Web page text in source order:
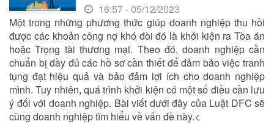
16:57 - 05/12/2023
Một trong những phương thức giúp doanh nghiệp thu hồi
được các khoản công nợ khó đòi đó là khởi kiện ra Tòa án
hoặc Trọng tài thương mại. Theo đó, doanh nghiệp cần
chuẩn bị đầy đủ các hồ sơ cần thiết để đảm bảo việc tranh
tụng đạt hiệu quả và bảo đảm lợi ích cho doanh nghiệp
mình. Tuy nhiên, quá trình khởi kiện có một số điều cần lưu
ý đối với doanh nghiệp. Bài viết dưới đây của Luật DFC sẽ
cùng doanh nghiệp tìm hiểu về vấn đề này.<